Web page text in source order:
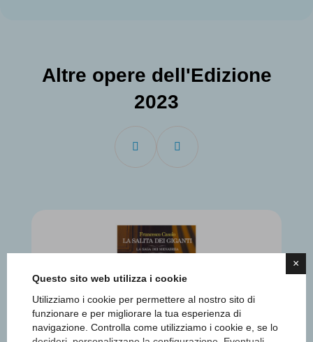
×
Questo sito web utilizza i cookie
Utilizziamo i cookie per permettere al nostro sito di
funzionare e per migliorare la tua esperienza di
navigazione. Controlla come utilizziamo i cookie e, se lo
Altre opere dell'Edizione
2023